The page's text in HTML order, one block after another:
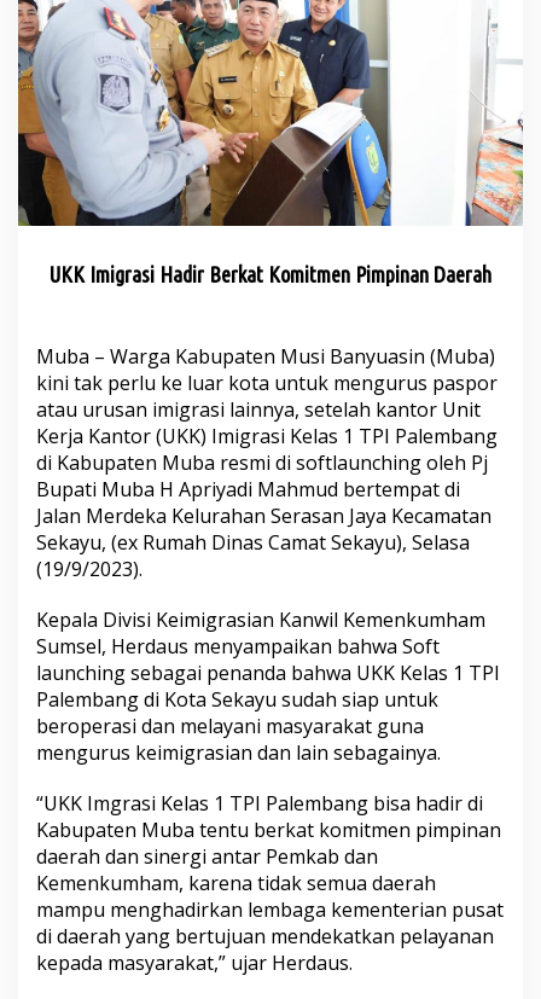
t
o
r
I
m
i
g
r
a
s
i
B
i
n
P
s
p
o
r
T
a
k
r
u
K
e
l
u
a
UKK Imigrasi Hadir Berkat Komitmen Pimpinan Daerah
Muba – Warga Kabupaten Musi Banyuasin (Muba)
kini tak perlu ke luar kota untuk mengurus paspor
atau urusan imigrasi lainnya, setelah kantor Unit
Kerja Kantor (UKK) Imigrasi Kelas 1 TPI Palembang
di Kabupaten Muba resmi di softlaunching oleh Pj
Bupati Muba H Apriyadi Mahmud bertempat di
Jalan Merdeka Kelurahan Serasan Jaya Kecamatan
Sekayu, (ex Rumah Dinas Camat Sekayu), Selasa
(19/9/2023).
Kepala Divisi Keimigrasian Kanwil Kemenkumham
Sumsel, Herdaus menyampaikan bahwa Soft
launching sebagai penanda bahwa UKK Kelas 1 TPI
Palembang di Kota Sekayu sudah siap untuk
beroperasi dan melayani masyarakat guna
mengurus keimigrasian dan lain sebagainya.
“UKK Imgrasi Kelas 1 TPI Palembang bisa hadir di
Kabupaten Muba tentu berkat komitmen pimpinan
daerah dan sinergi antar Pemkab dan
Kemenkumham, karena tidak semua daerah
mampu menghadirkan lembaga kementerian pusat
di daerah yang bertujuan mendekatkan pelayanan
kepada masyarakat,” ujar Herdaus.